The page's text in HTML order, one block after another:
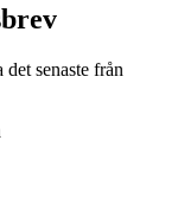
senaste från